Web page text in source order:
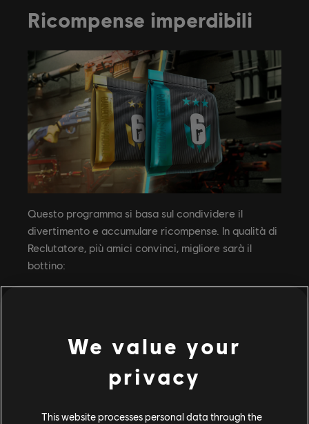
Ricompense imperdibili
Questo programma si basa sul condividere il
divertimento e accumulare ricompense. In qualità di
Reclutatore, più amici convinci, migliore sarà il
bottino:
pacchetto ARSENALE
5 amici partecipano: il premio definitivo, 1
estrazione nel pacchetto ARSENALE DA
We value your
privacy
This website processes personal data through the